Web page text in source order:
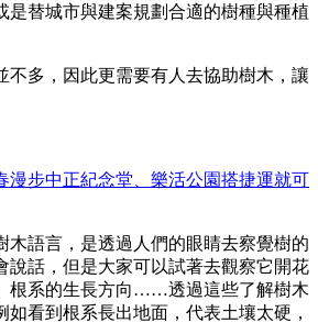
是替城市與建案規劃合適的樹種與種植
不多，因此更需要有人去協助樹木，讓
漫步中正紀念堂、樂活公園搭捷運就可
木語言，是透過人們的眼睛去察覺樹的
說話，但是大家可以試著去觀察它開花
根系的生長方向……透過這些了解樹木
如看到根系長出地面，代表土壤太硬，